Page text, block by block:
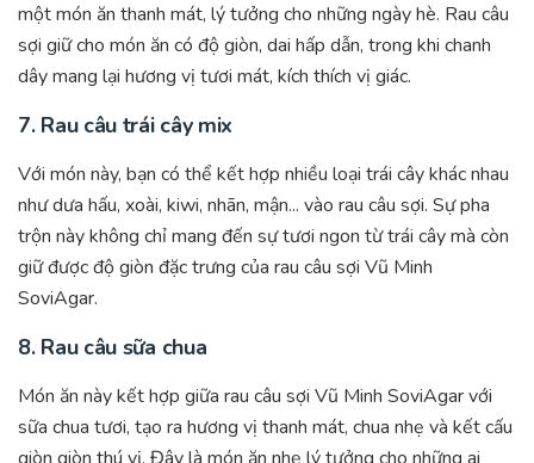
một món ăn thanh mát, lý tưởng cho những ngày hè. Rau câu
sợi giữ cho món ăn có độ giòn, dai hấp dẫn, trong khi chanh
dây mang lại hương vị tươi mát, kích thích vị giác.
7. Rau câu trái cây mix
Với món này, bạn có thể kết hợp nhiều loại trái cây khác nhau
như dưa hấu, xoài, kiwi, nhãn, mận... vào rau câu sợi. Sự pha
trộn này không chỉ mang đến sự tươi ngon từ trái cây mà còn
giữ được độ giòn đặc trưng của rau câu sợi Vũ Minh
SoviAgar.
8. Rau câu sữa chua
Món ăn này kết hợp giữa rau câu sợi Vũ Minh SoviAgar với
sữa chua tươi, tạo ra hương vị thanh mát, chua nhẹ và kết cấu